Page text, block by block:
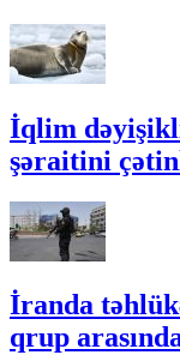
İqlim
şəraitini
İranda
qrup